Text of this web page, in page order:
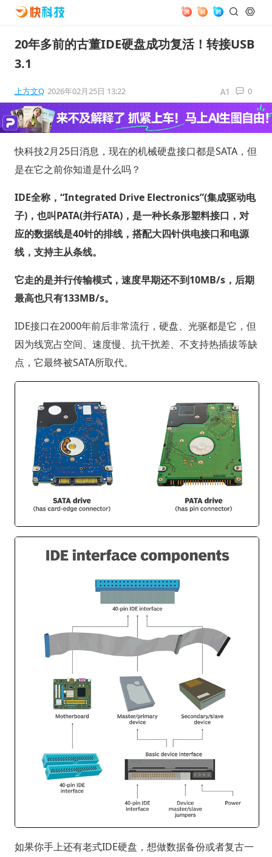
20年多前的古董IDE硬盘成功复活！转接USB
3.1
上方文Q 2026年02月25日 13:22 0
快科技2月25日消息，现在的机械硬盘接口都是SATA，但
是在它之前你知道是什么吗？
IDE全称，“Integrated Drive Electronics”(集成驱动电
子)，也叫PATA(并行ATA)，是一种长条形塑料接口，对
应的数据线是40针的排线，搭配大四针供电接口和电源
线，支持主从条线。
它走的是并行传输模式，速度早期还不到10MB/s，后期
最高也只有133MB/s。
IDE接口在2000年前后非常流行，硬盘、光驱都是它，但
因为线宽占空间、速度慢、抗干扰差、不支持热插拔等缺
点，它最终被SATA所取代。
如果你手上还有老式IDE硬盘，想做数据备份或者复古一